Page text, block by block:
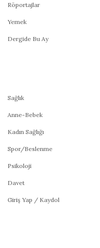
Röportajlar
Yemek
Dergide Bu Ay
Sağlık
Anne-Bebek
Kadın Sağlığı
Spor/Beslenme
Psikoloji
Davet
Giriş Yap / Kaydol